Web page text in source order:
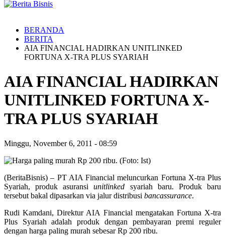
BERANDA
BERITA
AIA FINANCIAL HADIRKAN UNITLINKED
FORTUNA X-TRA PLUS SYARIAH
AIA FINANCIAL HADIRKAN
UNITLINKED FORTUNA X-
TRA PLUS SYARIAH
Minggu, November 6, 2011 - 08:59
(BeritaBisnis) – PT AIA Financial meluncurkan Fortuna X-tra Plus
Syariah, produk asuransiunitlinked syariah baru. Produk baru
tersebut bakal dipasarkan via jalur distribusi bancassurance.
Rudi Kamdani, Direktur AIA Financial mengatakan Fortuna X-tra
Plus Syariah adalah produk dengan pembayaran premi reguler
dengan harga paling murah sebesar Rp 200 ribu.